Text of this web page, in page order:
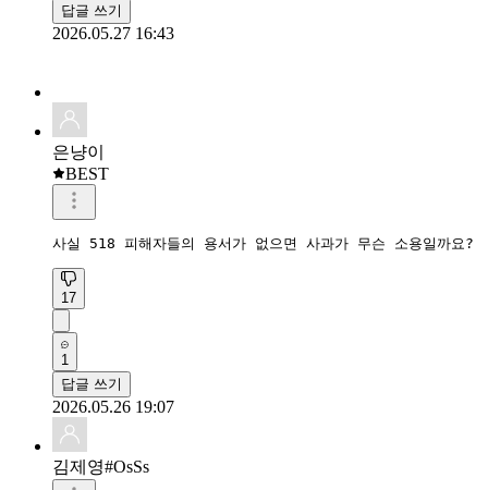
답글 쓰기
2026.05.27 16:43
은냥이
BEST
사실 518 피해자들의 용서가 없으면 사과가 무슨 소용일까요?
17
1
답글 쓰기
2026.05.26 19:07
김제영#OsSs